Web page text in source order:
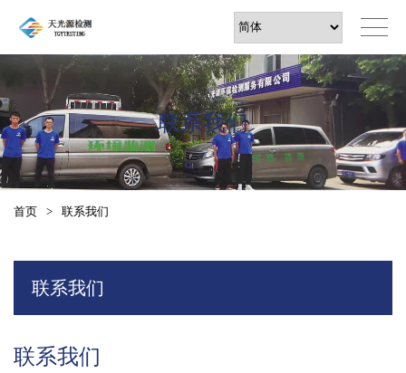
联系我们
首页 > 联系我们
联系我们
联系我们